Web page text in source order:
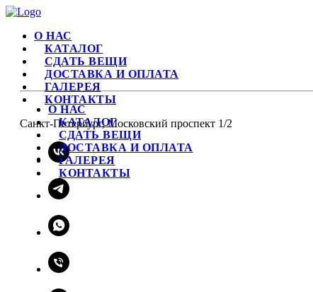
О НАС
КАТАЛОГ
СДАТЬ ВЕЩИ
ДОСТАВКА И ОПЛАТА
ГАЛЕРЕЯ
КОНТАКТЫ
Санкт-Петербург, Московский проспект 1/2
О НАС
КАТАЛОГ
СДАТЬ ВЕЩИ
ДОСТАВКА И ОПЛАТА
ГАЛЕРЕЯ
КОНТАКТЫ